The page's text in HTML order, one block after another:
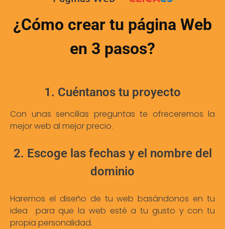
¿Cómo crear tu página Web
en 3 pasos?
1. Cuéntanos tu proyecto
Con unas sencillas preguntas te ofreceremos la
mejor web al mejor precio.
2. Escoge las fechas y el nombre del
dominio
Haremos el diseño de tu web basándonos en tu
idea para que la web esté a tu gusto y con tu
propia personalidad.